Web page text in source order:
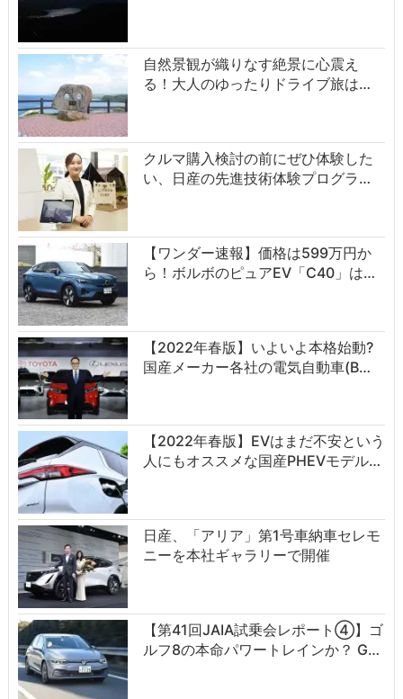
自然景観が織りなす絶景に心震え
る！大人のゆったりドライブ旅は…
クルマ購入検討の前にぜひ体験した
い、日産の先進技術体験プログラ…
【ワンダー速報】価格は599万円か
ら！ボルボのピュアEV「C40」は…
【2022年春版】いよいよ本格始動?
国産メーカー各社の電気自動車(B…
【2022年春版】EVはまだ不安という
人にもオススメな国産PHEVモデル…
日産、「アリア」第1号車納車セレモ
ニーを本社ギャラリーで開催
【第41回JAIA試乗会レポート④】ゴ
ルフ8の本命パワートレインか？ G…